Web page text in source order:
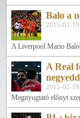
Balo a
2015-02-
A Liverpool Mario
A Real
2015-02-
Megnyugtató előnyt